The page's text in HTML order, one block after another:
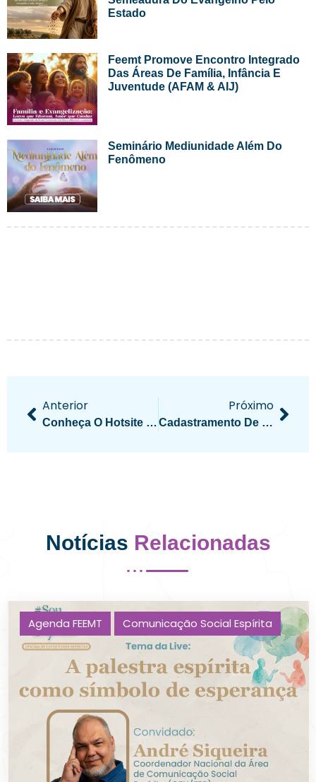
Estado
Feemt Promove Encontro Integrado
Das Áreas De Família, Infância E
Juventude (AFAM & AIJ)
Seminário Mediunidade Além Do
Fenômeno
Anterior
Conheça O Hotsite MeuMomento Lançado Pelo Conselho Federativo Nacional
Próximo
Cadastramento De Instituições Espíritas Que Realizam Atividades De Amparo Às Pessoas Em Situação De Rua
Notícias Relacionadas
Agenda FEEMT Comunicação Social Espírita